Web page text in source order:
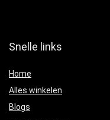
Snelle links
Home
Alles winkelen
Blogs